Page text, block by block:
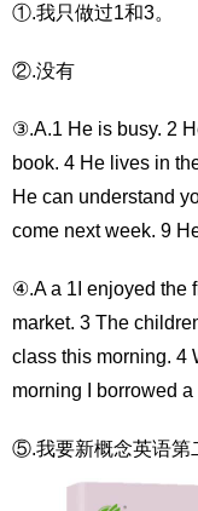
①.我只做过1和3。
②.没有
③.A.1 He is busy. 2
book. 4 He lives in
He can understand
come next week. 9
④.A a 1I enjoyed the
market. 3 The
class this morning. 4
morning I borrowed a
⑤.我要新概念英语第